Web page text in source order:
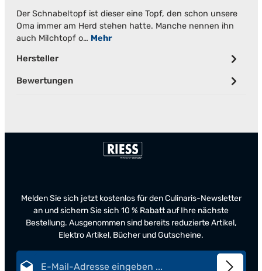
Der Schnabeltopf ist dieser eine Topf, den schon unsere
Oma immer am Herd stehen hatte. Manche nennen ihn
auch Milchtopf o… Mehr
Hersteller
Bewertungen
Melden Sie sich jetzt kostenlos für den Culinaris-Newsletter
an und sichern Sie sich 10 % Rabatt auf Ihre nächste
Bestellung. Ausgenommen sind bereits reduzierte Artikel,
Elektro Artikel, Bücher und Gutscheine.